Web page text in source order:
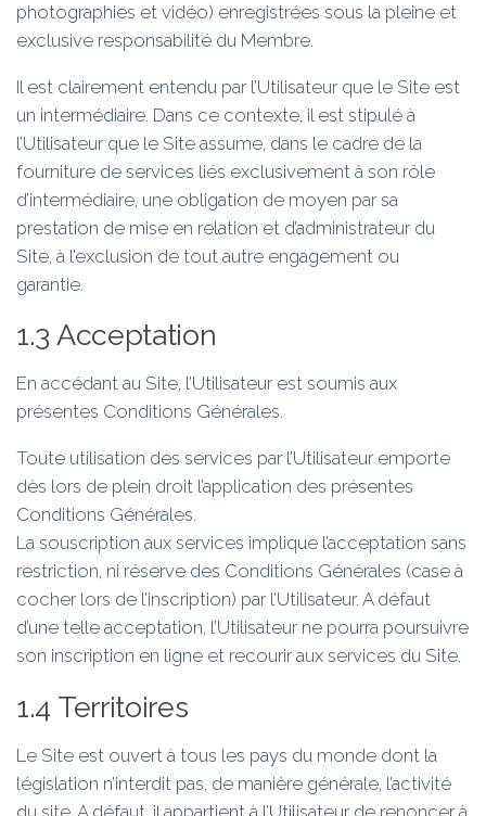
photographies et vidéo) enregistrées sous la pleine et
exclusive responsabilité du Membre.
Il est clairement entendu par l’Utilisateur que le Site est
un intermédiaire. Dans ce contexte, il est stipulé à
l’Utilisateur que le Site assume, dans le cadre de la
fourniture de services liés exclusivement à son rôle
d’intermédiaire, une obligation de moyen par sa
prestation de mise en relation et d’administrateur du
Site, à l’exclusion de tout autre engagement ou
garantie.
1.3 Acceptation
En accédant au Site, l’Utilisateur est soumis aux
présentes Conditions Générales.
Toute utilisation des services par l’Utilisateur emporte
dès lors de plein droit l’application des présentes
Conditions Générales.
La souscription aux services implique l’acceptation sans
restriction, ni réserve des Conditions Générales (case à
cocher lors de l’inscription) par l’Utilisateur. A défaut
d’une telle acceptation, l’Utilisateur ne pourra poursuivre
son inscription en ligne et recourir aux services du Site.
1.4 Territoires
Le Site est ouvert à tous les pays du monde dont la
législation n’interdit pas, de manière générale, l’activité
du site. A défaut, il appartient à l’Utilisateur de renoncer à